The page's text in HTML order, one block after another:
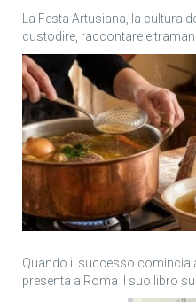
La Festa Artusiana, la cultura
custodire, raccontare e
Quando il successo comincia
presenta a Roma il suo libro